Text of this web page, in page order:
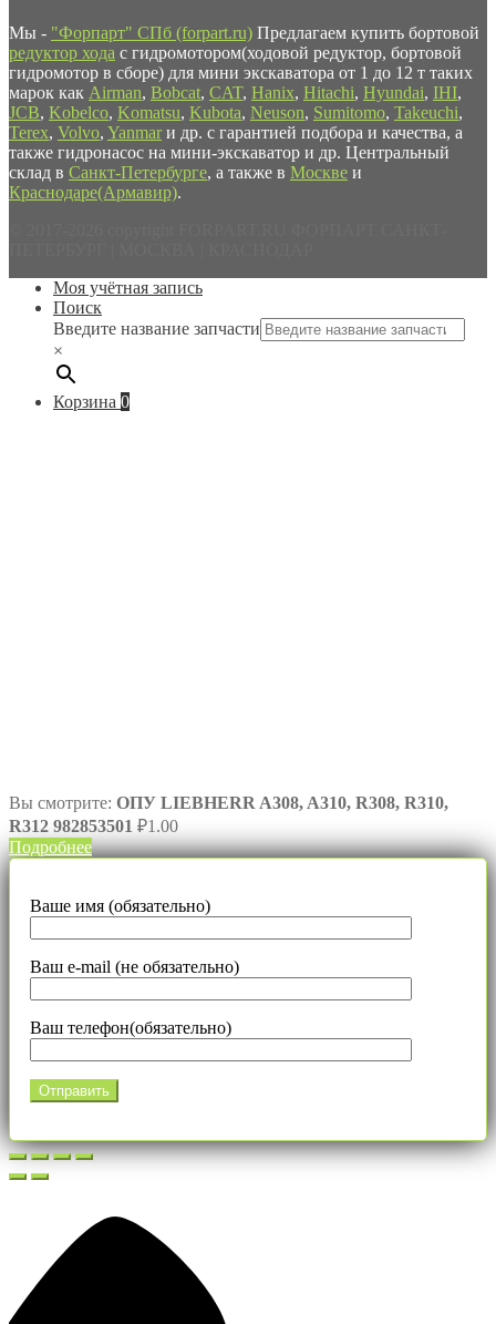
Мы - "Форпарт" СПб (forpart.ru) Предлагаем купить бортовой
редуктор хода с гидромотором(ходовой редуктор, бортовой
гидромотор в сборе) для мини экскаватора от 1 до 12 т таких
марок как Airman, Bobcat, CAT, Hanix, Hitachi, Hyundai, IHI,
JCB, Kobelco, Komatsu, Kubota, Neuson, Sumitomo, Takeuchi,
Terex, Volvo, Yanmar и др. с гарантией подбора и качества, а
также гидронасос на мини-экскаватор и др. Центральный
склад в Санкт-Петербурге, а также в Москве и
Краснодаре(Армавир).
Моя учётная запись
Поиск
Введите название запчасти
×
Корзина 0
Вы смотрите: ОПУ LIEBHERR A308, A310, R308, R310,
R312 982853501 ₽1.00
Подробнее
Ваше имя (обязательно)
Ваш e-mail (не обязательно)
Ваш телефон(обязательно)